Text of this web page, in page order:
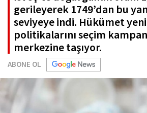
gerileyerek 1749’dan bu
seviyeye indi. Hükümet
politikalarını seçim
merkezine taşıyor.
ABONE OL